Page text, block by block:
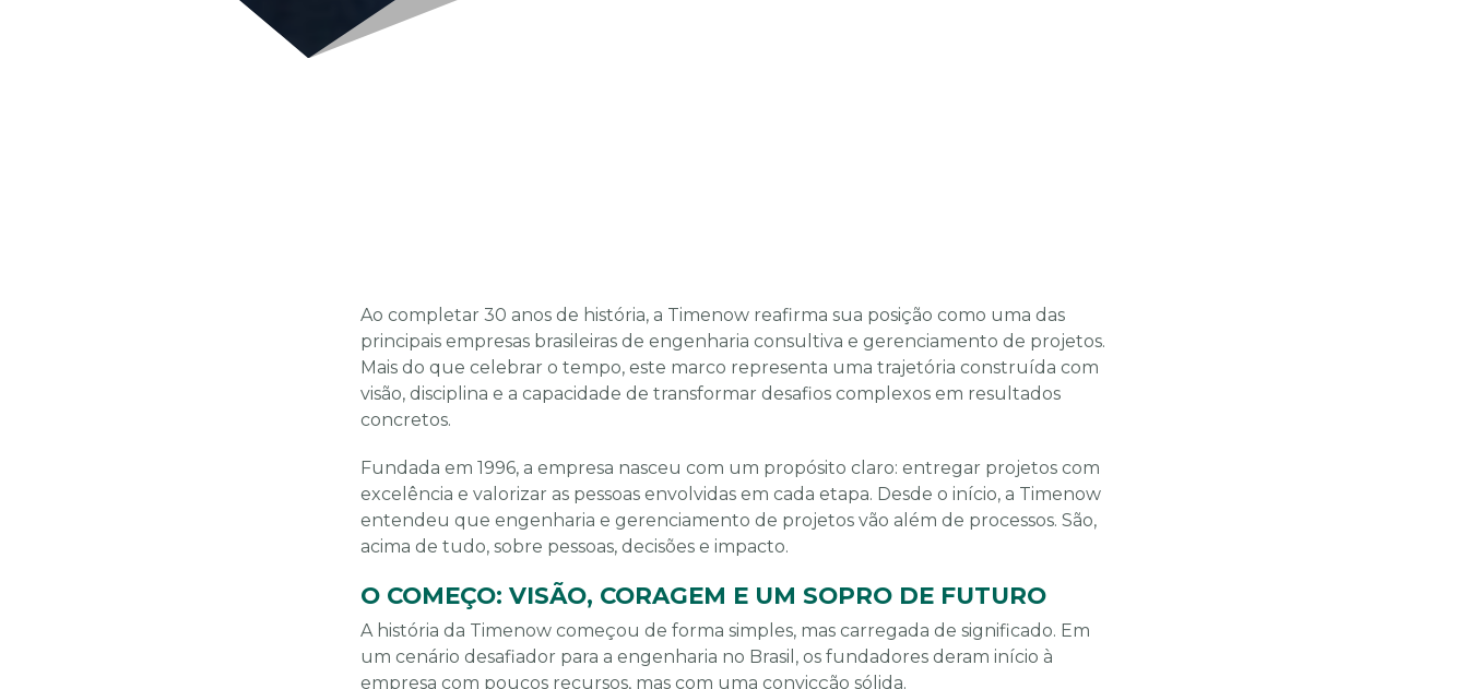
Ao completar 30 anos de história, a Timenow reafirma sua posição como uma das
principais empresas brasileiras de engenharia consultiva e gerenciamento de projetos.
Mais do que celebrar o tempo, este marco representa uma trajetória construída com
visão, disciplina e a capacidade de transformar desafios complexos em resultados
concretos.
Fundada em 1996, a empresa nasceu com um propósito claro: entregar projetos com
excelência e valorizar as pessoas envolvidas em cada etapa. Desde o início, a Timenow
entendeu que engenharia e gerenciamento de projetos vão além de processos. São,
acima de tudo, sobre pessoas, decisões e impacto.
O COMEÇO: VISÃO, CORAGEM E UM SOPRO DE FUTURO
A história da Timenow começou de forma simples, mas carregada de significado. Em
um cenário desafiador para a engenharia no Brasil, os fundadores deram início à
empresa com poucos recursos, mas com uma convicção sólida.